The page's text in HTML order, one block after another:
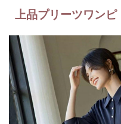
上品プリーツワンピ